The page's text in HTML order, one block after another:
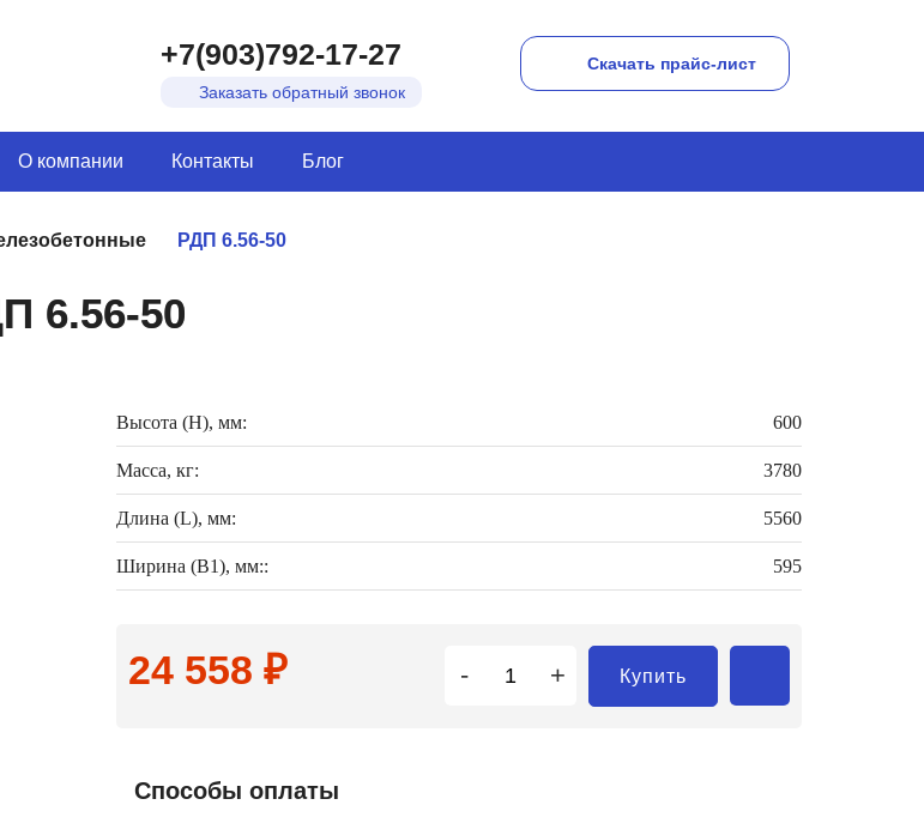
Скачать прайс-лист
+7(903)792-17-27
Заказать обратный звонок
О компании Контакты Блог
РДП 6.56-50
6.56-50
Высота (H), мм: 600
Масса, кг: 3780
Длина (L), мм: 5560
Ширина (B1), мм:: 595
24 558 ₽ - + Купить
Способы оплаты